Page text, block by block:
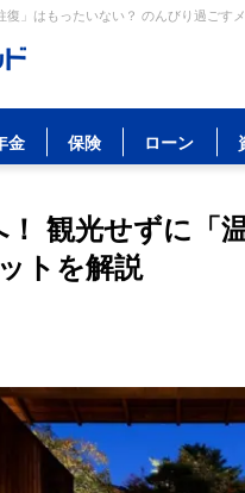
」はもったいない？ のんびり過ごす
金 保険 ローン
観光せずに「
トを解説